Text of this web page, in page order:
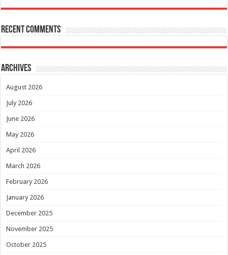
Recent Comments
Archives
August 2026
July 2026
June 2026
May 2026
April 2026
March 2026
February 2026
January 2026
December 2025
November 2025
October 2025